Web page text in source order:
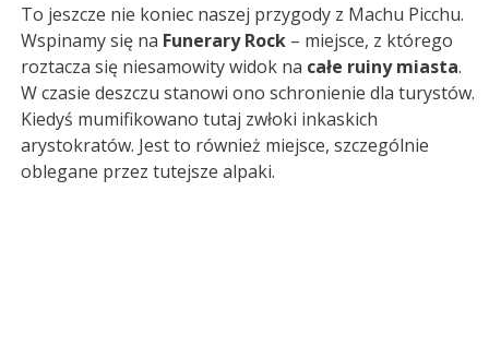
To jeszcze nie koniec naszej przygody z Machu Picchu.
Wspinamy się na Funerary Rock – miejsce, z którego
roztacza się niesamowity widok na całe ruiny miasta.
W czasie deszczu stanowi ono schronienie dla turystów.
Kiedyś mumifikowano tutaj zwłoki inkaskich
arystokratów. Jest to również miejsce, szczególnie
oblegane przez tutejsze alpaki.